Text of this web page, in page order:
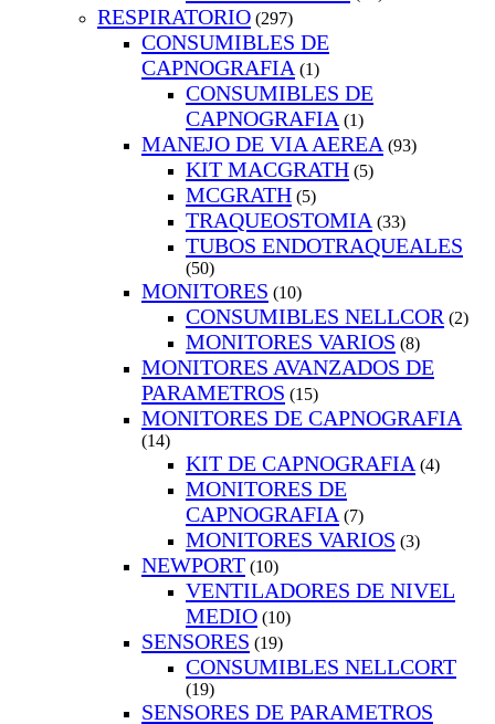
RESPIRATORIO (297)
CONSUMIBLES DE
CAPNOGRAFIA (1)
CONSUMIBLES DE
CAPNOGRAFIA (1)
MANEJO DE VIA AEREA (93)
KIT MACGRATH (5)
MCGRATH (5)
TRAQUEOSTOMIA (33)
TUBOS ENDOTRAQUEALES
(50)
MONITORES (10)
CONSUMIBLES NELLCOR (2)
MONITORES VARIOS (8)
MONITORES AVANZADOS DE
PARAMETROS (15)
MONITORES DE CAPNOGRAFIA
(14)
KIT DE CAPNOGRAFIA (4)
MONITORES DE
CAPNOGRAFIA (7)
MONITORES VARIOS (3)
NEWPORT (10)
VENTILADORES DE NIVEL
MEDIO (10)
SENSORES (19)
CONSUMIBLES NELLCORT
(19)
SENSORES DE PARAMETROS